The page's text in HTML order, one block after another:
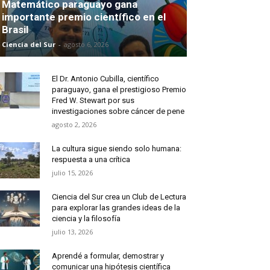
Matemático paraguayo gana
importante premio científico en el
Brasil
Ciencia del Sur - agosto 6, 2026
El Dr. Antonio Cubilla, científico
paraguayo, gana el prestigioso Premio
Fred W. Stewart por sus
investigaciones sobre cáncer de pene
agosto 2, 2026
La cultura sigue siendo solo humana:
respuesta a una crítica
julio 15, 2026
Ciencia del Sur crea un Club de Lectura
para explorar las grandes ideas de la
ciencia y la filosofía
julio 13, 2026
Aprendé a formular, demostrar y
comunicar una hipótesis científica